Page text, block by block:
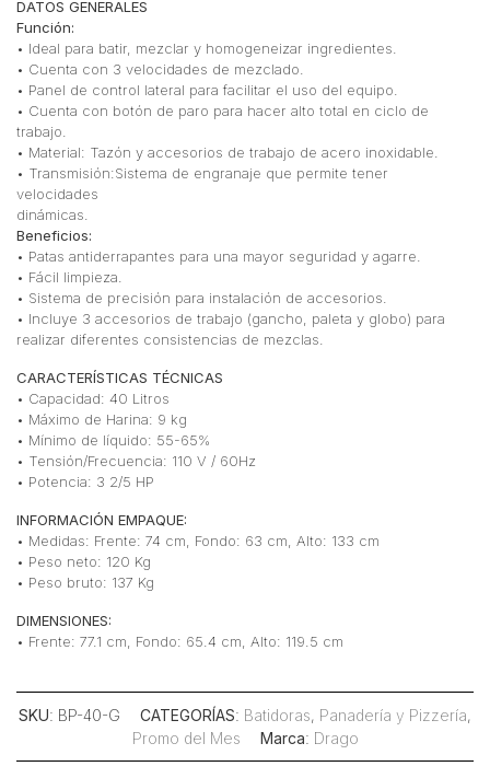
DATOS GENERALES
Función:
• Ideal para batir, mezclar y homogeneizar ingredientes.
• Cuenta con 3 velocidades de mezclado.
• Panel de control lateral para facilitar el uso del equipo.
• Cuenta con botón de paro para hacer alto total en ciclo de
trabajo.
• Material: Tazón y accesorios de trabajo de acero inoxidable.
• Transmisión:Sistema de engranaje que permite tener
velocidades
dinámicas.
Beneficios:
• Patas antiderrapantes para una mayor seguridad y agarre.
• Fácil limpieza.
• Sistema de precisión para instalación de accesorios.
• Incluye 3 accesorios de trabajo (gancho, paleta y globo) para
realizar diferentes consistencias de mezclas.
CARACTERÍSTICAS TÉCNICAS
• Capacidad: 40 Litros
• Máximo de Harina: 9 kg
• Mínimo de líquido: 55-65%
• Tensión/Frecuencia: 110 V / 60Hz
• Potencia: 3 2/5 HP
INFORMACIÓN EMPAQUE:
• Medidas: Frente: 74 cm, Fondo: 63 cm, Alto: 133 cm
• Peso neto: 120 Kg
• Peso bruto: 137 Kg
DIMENSIONES:
• Frente: 77.1 cm, Fondo: 65.4 cm, Alto: 119.5 cm
SKU: BP-40-G CATEGORÍAS: Batidoras, Panadería y Pizzería,
Promo del Mes
Marca: Drago